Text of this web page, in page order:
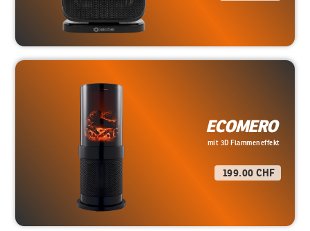
ECOMERO
mit 3D Flammeneffekt
199.00 CHF